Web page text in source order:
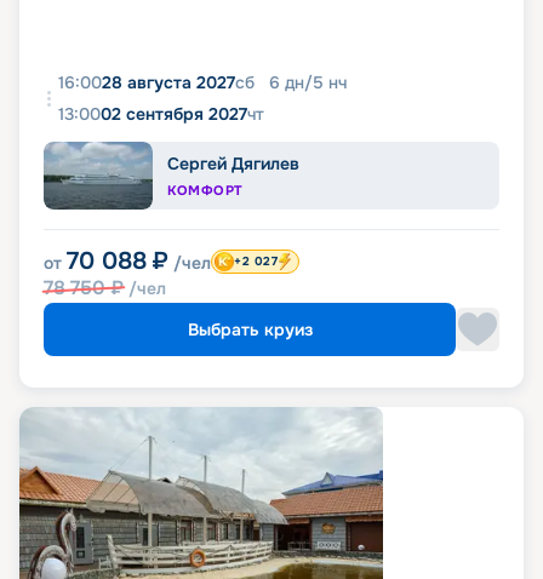
16:0028 августа 2027сб 6 дн/5 нч
13:0002 сентября 2027чт
Сергей Дягилев
КОМФОРТ
от 70 088 ₽ /чел
78 750₽ /чел
+2 027
Выбрать круиз